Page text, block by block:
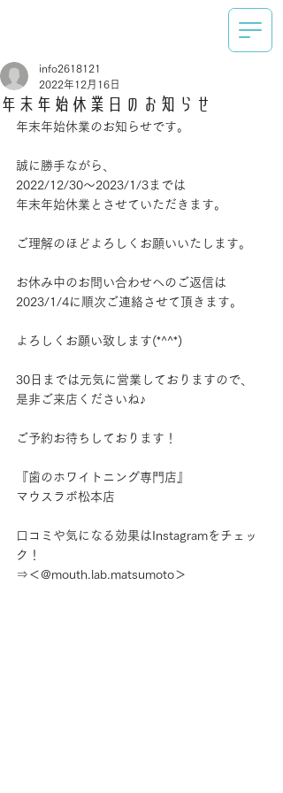
年末年始休業日のお知らせ
info2618121
2022年12月16日
年末年始休業のお知らせです。
誠に勝手ながら、
2022/12/30～2023/1/3までは
年末年始休業とさせていただきます。
ご理解のほどよろしくお願いいたします。
お休み中のお問い合わせへのご返信は
2023/1/4に順次ご連絡させて頂きます。
よろしくお願い致します(*^^*)
30日までは元気に営業しておりますので、
是非ご来店くださいね♪
ご予約お待ちしております！
『歯のホワイトニング専門店』
マウスラボ松本店
口コミや気になる効果はInstagramをチェッ
ク！
⇒＜@mouth.lab.matsumoto＞